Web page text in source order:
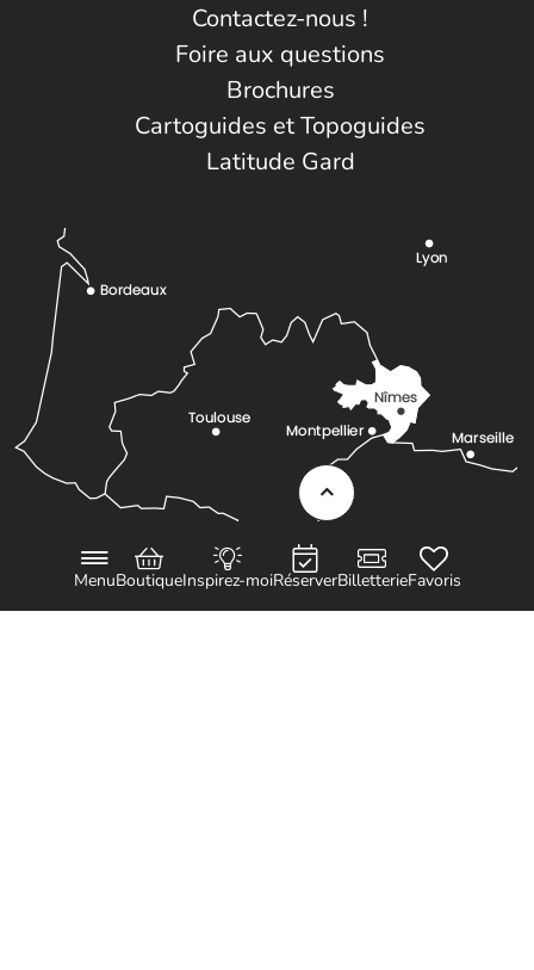
MenuBoutiqueInspirez-moiRéserverBilletterieFavoris
Contactez-nous !
Foire aux questions
Brochures
Cartoguides et Topoguides
Latitude Gard
Comment venir ?